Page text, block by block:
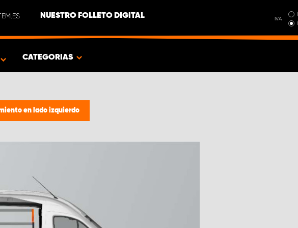
NUESTRO FOLLETO DIGITAL IVA
CATEGORIAS
en lado izquierdo